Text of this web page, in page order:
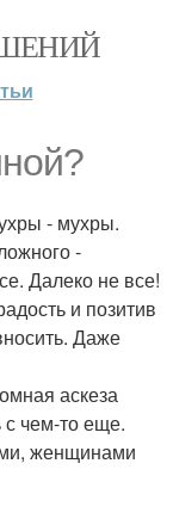
- мухры.
-
Далеко не все!
и позитив
Даже
аскеза
с чем-то еще.
женщинами